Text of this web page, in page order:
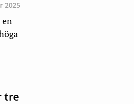
2025
en
tre